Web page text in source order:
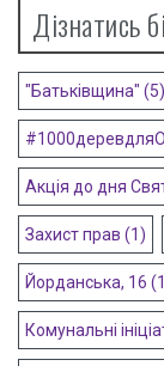
Дізнатись
"Батьківщина" (5)
Акція до дня
Захист прав (1)
Йорданська, 16
Комунальні